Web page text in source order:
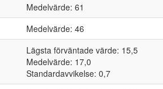
Medelvärde: 61
Medelvärde: 46
Lägsta förväntade värde: 15,5
Medelvärde: 17,0
Standardavvikelse: 0,7